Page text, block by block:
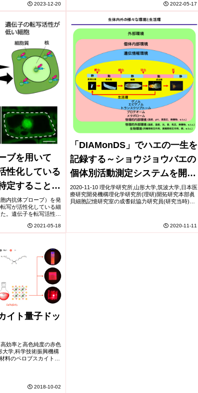
2023-12-20
に対する治療が、本日開始されました。当社が...
2022-05-17
ブを用いて
性化している
定することに
内抗体プローブ）を発
写が活性化している細
。遺伝子を転写活性化
2021-05-18
「DIAMonDS」でハエの一生を
記録する～ショウジョウバエの
個体別活動測定システムを開発
～
2020-11-10 理化学研究所,山形大学,筑波大学,日本医
療研究開発機構理化学研究所(理研)開拓研究本部眞
貝細胞記憶研究室の成耆鉉協力研究員(研究当時)、
2020-11-11
イト量子ドッ
効率と高色純度の赤色
大学,科学技術振興機構
料のペロブスカイト量
2018-10-02